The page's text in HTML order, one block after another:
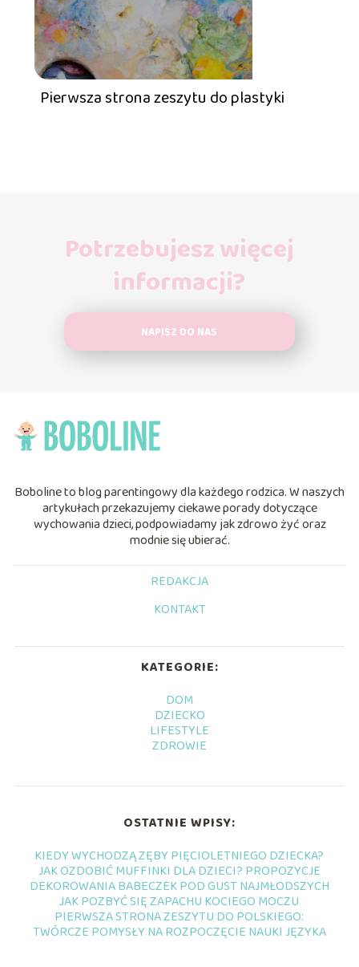
Pierwsza strona zeszytu do plastyki
Potrzebujesz więcej
informacji?
NAPISZ DO NAS
Boboline to blog parentingowy dla każdego rodzica. W naszych
artykułach przekazujemy ciekawe porady dotyczące
wychowania dzieci, podpowiadamy jak zdrowo żyć oraz
modnie się ubierać.
REDAKCJA
KONTAKT
KATEGORIE:
DOM
DZIECKO
LIFESTYLE
ZDROWIE
OSTATNIE WPISY:
KIEDY WYCHODZĄ ZĘBY PIĘCIOLETNIEGO DZIECKA?
JAK OZDOBIĆ MUFFINKI DLA DZIECI? PROPOZYCJE
DEKOROWANIA BABECZEK POD GUST NAJMŁODSZYCH
JAK POZBYĆ SIĘ ZAPACHU KOCIEGO MOCZU
PIERWSZA STRONA ZESZYTU DO POLSKIEGO:
TWÓRCZE POMYSŁY NA ROZPOCZĘCIE NAUKI JĘZYKA